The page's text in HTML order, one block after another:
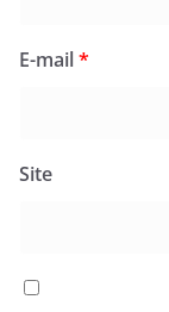
E-mail*
Site